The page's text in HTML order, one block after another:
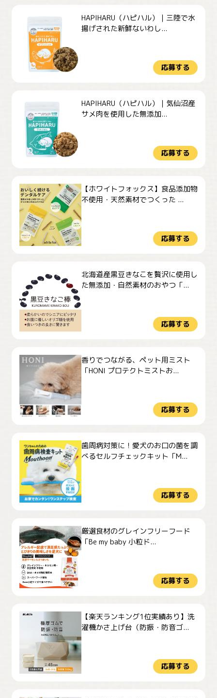
HAPIHARU（ハピハル）｜三陸で水
揚げされた新鮮ないわし...
応募する
HAPIHARU（ハピハル）｜気仙沼産
サメ肉を使用した無添加...
応募する
【ホワイトフォックス】食品添加物
不使用・天然素材でつくった ...
応募する
北海道産黒豆きなこを贅沢に使用し
た無添加・自然素材のおやつ「...
応募する
香りでつながる、ペット用ミスト
「HONI プロテクトミストお...
応募する
歯周病対策に！愛犬のお口の菌を調
べるセルフチェックキット「M...
応募する
厳選食材のグレインフリーフード
「Be my baby 小粒ド...
応募する
【楽天ランキング1位実績あり】洗
濯機かさ上げ台（防振・防音ゴ...
応募する